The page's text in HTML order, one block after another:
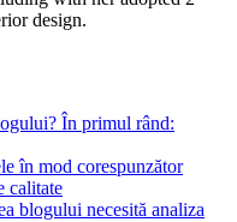
design.
În primul rând:
în mod corespunzător
calitate
blogului necesită analiza